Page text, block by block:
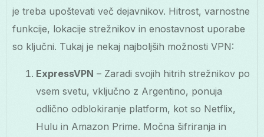
je treba upoštevati več dejavnikov. Hitrost, varnostne
funkcije, lokacije strežnikov in enostavnost uporabe
so ključni. Tukaj je nekaj najboljših možnosti VPN:
ExpressVPN – Zaradi svojih hitrih strežnikov po
vsem svetu, vključno z Argentino, ponuja
odlično odblokiranje platform, kot so Netflix,
Hulu in Amazon Prime. Močna šifriranja in